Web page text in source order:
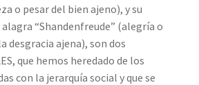
o pesar del bien ajeno), y su
“Shandenfreude” (alegría o
desgracia ajena), son dos
que hemos heredado de los
con la jerarquía social y que se